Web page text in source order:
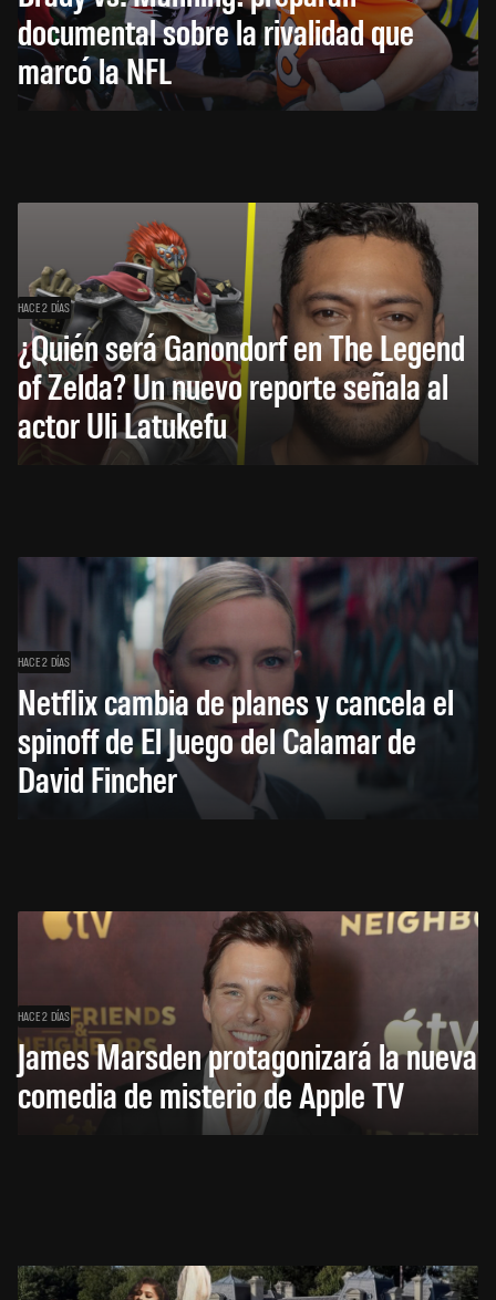
documental sobre la rivalidad que
marcó la NFL
HACE 2 DÍAS
¿Quién será Ganondorf en The Legend
of Zelda? Un nuevo reporte señala al
actor Uli Latukefu
HACE 2 DÍAS
Netflix cambia de planes y cancela el
spinoff de El Juego del Calamar de
David Fincher
HACE 2 DÍAS
James Marsden protagonizará la nueva
comedia de misterio de Apple TV